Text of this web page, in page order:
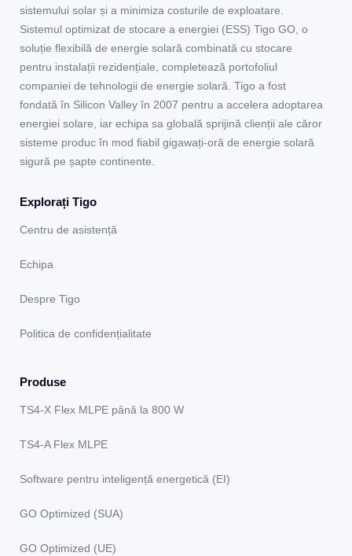
sistemului solar și a minimiza costurile de exploatare.
Sistemul optimizat de stocare a energiei (ESS) Tigo GO, o
soluție flexibilă de energie solară combinată cu stocare
pentru instalații rezidențiale, completează portofoliul
companiei de tehnologii de energie solară. Tigo a fost
fondată în Silicon Valley în 2007 pentru a accelera adoptarea
energiei solare, iar echipa sa globală sprijină clienții ale căror
sisteme produc în mod fiabil gigawați-oră de energie solară
sigură pe șapte continente.
Explorați Tigo
Centru de asistență
Echipa
Despre Tigo
Politica de confidențialitate
Produse
TS4-X Flex MLPE până la 800 W
TS4-A Flex MLPE
Software pentru inteligență energetică (EI)
GO Optimized (SUA)
GO Optimized (UE)